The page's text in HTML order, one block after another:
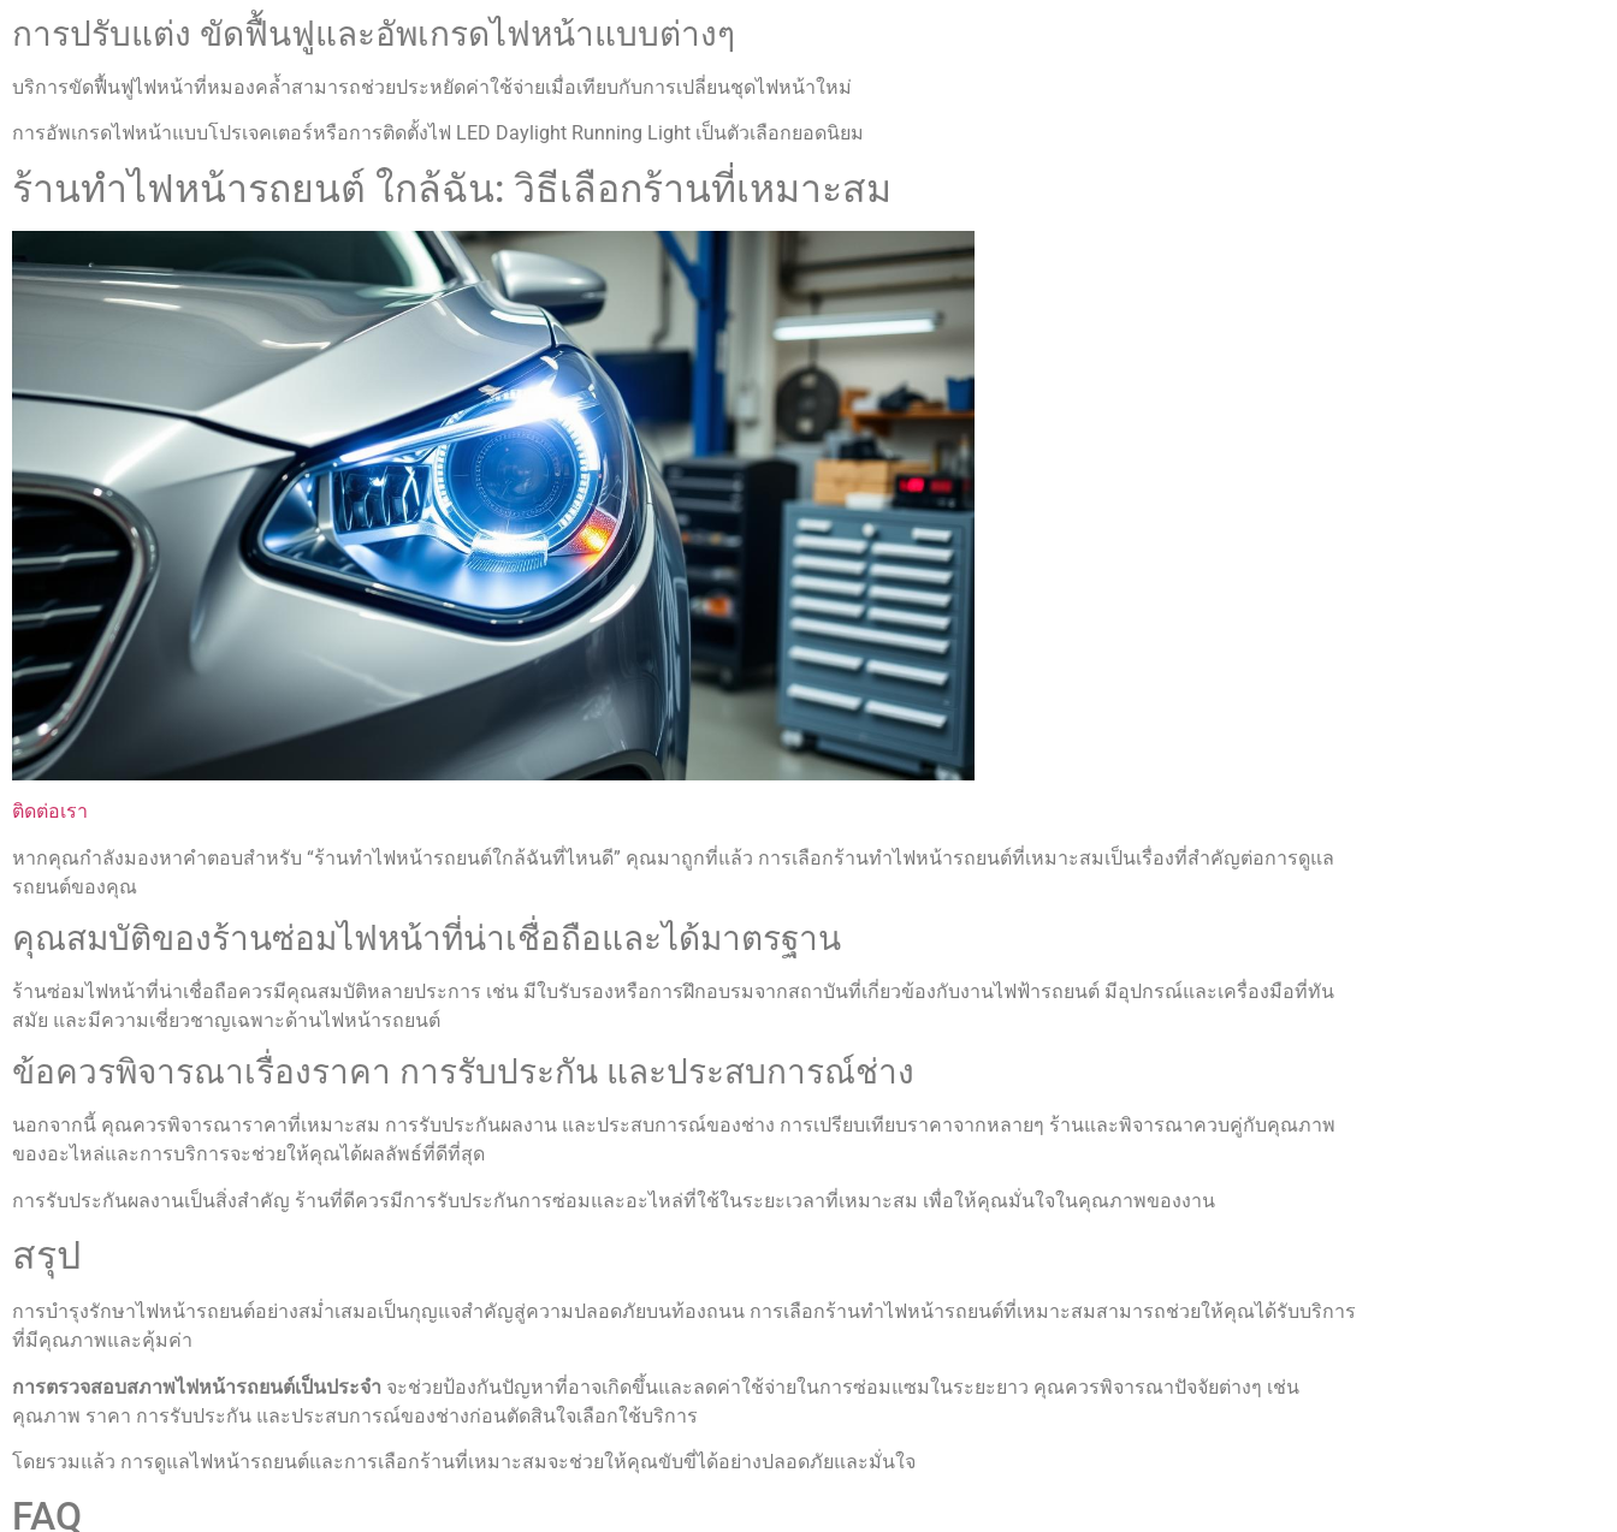
การปรับแต่ง ขัดฟื้นฟูและอัพเกรดไฟหน้าแบบต่างๆ
บริการขัดฟื้นฟูไฟหน้าที่หมองคล้ำสามารถช่วยประหยัดค่าใช้จ่ายเมื่อเทียบกับการเปลี่ยนชุดไฟหน้าใหม่
การอัพเกรดไฟหน้าแบบโปรเจคเตอร์หรือการติดตั้งไฟ LED Daylight Running Light เป็นตัวเลือกยอดนิยม
ร้านทําไฟหน้ารถยนต์ ใกล้ฉัน: วิธีเลือกร้านที่เหมาะสม
ติดต่อเรา
หากคุณกำลังมองหาคำตอบสำหรับ “ร้านทําไฟหน้ารถยนต์ใกล้ฉันที่ไหนดี” คุณมาถูกที่แล้ว การเลือกร้านทําไฟหน้ารถยนต์ที่เหมาะสมเป็นเรื่องที่สำคัญต่อการดูแล
รถยนต์ของคุณ
คุณสมบัติของร้านซ่อมไฟหน้าที่น่าเชื่อถือและได้มาตรฐาน
ร้านซ่อมไฟหน้าที่น่าเชื่อถือควรมีคุณสมบัติหลายประการ เช่น มีใบรับรองหรือการฝึกอบรมจากสถาบันที่เกี่ยวข้องกับงานไฟฟ้ารถยนต์ มีอุปกรณ์และเครื่องมือที่ทัน
สมัย และมีความเชี่ยวชาญเฉพาะด้านไฟหน้ารถยนต์
ข้อควรพิจารณาเรื่องราคา การรับประกัน และประสบการณ์ช่าง
นอกจากนี้ คุณควรพิจารณาราคาที่เหมาะสม การรับประกันผลงาน และประสบการณ์ของช่าง การเปรียบเทียบราคาจากหลายๆ ร้านและพิจารณาควบคู่กับคุณภาพ
ของอะไหล่และการบริการจะช่วยให้คุณได้ผลลัพธ์ที่ดีที่สุด
การรับประกันผลงานเป็นสิ่งสำคัญ ร้านที่ดีควรมีการรับประกันการซ่อมและอะไหล่ที่ใช้ในระยะเวลาที่เหมาะสม เพื่อให้คุณมั่นใจในคุณภาพของงาน
สรุป
การบำรุงรักษาไฟหน้ารถยนต์อย่างสม่ำเสมอเป็นกุญแจสำคัญสู่ความปลอดภัยบนท้องถนน การเลือกร้านทำไฟหน้ารถยนต์ที่เหมาะสมสามารถช่วยให้คุณได้รับบริการ
ที่มีคุณภาพและคุ้มค่า
การตรวจสอบสภาพไฟหน้ารถยนต์เป็นประจำ จะช่วยป้องกันปัญหาที่อาจเกิดขึ้นและลดค่าใช้จ่ายในการซ่อมแซมในระยะยาว คุณควรพิจารณาปัจจัยต่างๆ เช่น
คุณภาพ ราคา การรับประกัน และประสบการณ์ของช่างก่อนตัดสินใจเลือกใช้บริการ
โดยรวมแล้ว การดูแลไฟหน้ารถยนต์และการเลือกร้านที่เหมาะสมจะช่วยให้คุณขับขี่ได้อย่างปลอดภัยและมั่นใจ
FAQ